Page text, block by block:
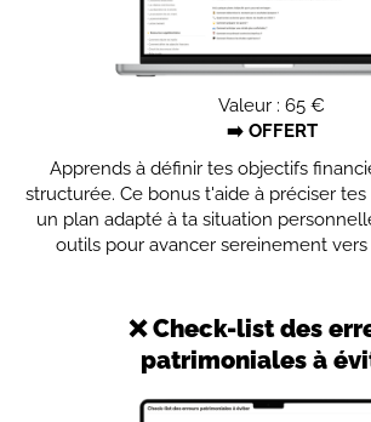
Valeur : 65 €
➡️ OFFERT
Apprends à définir tes objectifs
structurée. Ce bonus t'aide à préciser
un plan adapté à ta situation
outils pour avancer sereinement vers
❌ Check-list des
patrimoniales à